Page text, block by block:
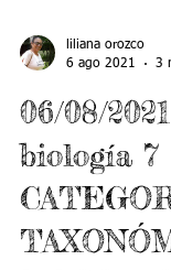
6 ago 2021
3
06/08/
biología 7